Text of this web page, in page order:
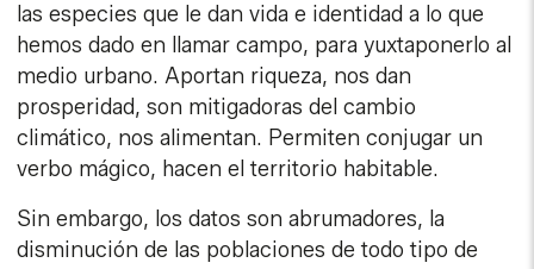
las especies que le dan vida e identidad a lo que
hemos dado en llamar campo, para yuxtaponerlo al
medio urbano. Aportan riqueza, nos dan
prosperidad, son mitigadoras del cambio
climático, nos alimentan. Permiten conjugar un
verbo mágico, hacen el territorio habitable.
Sin embargo, los datos son abrumadores, la
disminución de las poblaciones de todo tipo de